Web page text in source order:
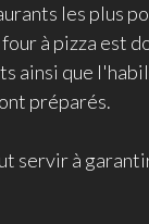
les plus
à pizza est
ainsi que
préparés.
servir à